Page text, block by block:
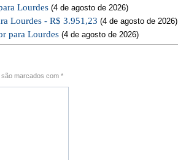
Lourdes (4 de agosto de 2026)
Lourdes - R$ 3.951,23 (4 de agosto de 2026)
para Lourdes (4 de agosto de 2026)
marcados com *